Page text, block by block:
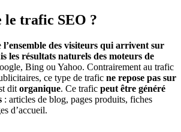
le trafic SEO ?
l’ensemble des visiteurs qui arrivent sur
les résultats naturels des moteurs de
Bing ou Yahoo. Contrairement au trafic
ce type de trafic ne repose pas sur
dit organique. Ce trafic peut être généré
: articles de blog, pages produits, fiches
d’accueil.